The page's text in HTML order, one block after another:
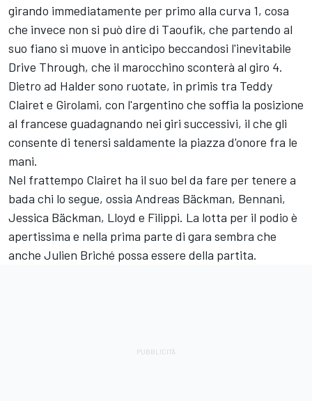
girando immediatamente per primo alla curva 1, cosa
che invece non si può dire di Taoufik, che partendo al
suo fiano si muove in anticipo beccandosi l'inevitabile
Drive Through, che il marocchino sconterà al giro 4.
Dietro ad Halder sono ruotate, in primis tra Teddy
Clairet e Girolami, con l'argentino che soffia la posizione
al francese guadagnando nei giri successivi, il che gli
consente di tenersi saldamente la piazza d'onore fra le
mani.
Nel frattempo Clairet ha il suo bel da fare per tenere a
bada chi lo segue, ossia Andreas Bäckman, Bennani,
Jessica Bäckman, Lloyd e Filippi. La lotta per il podio è
apertissima e nella prima parte di gara sembra che
anche Julien Briché possa essere della partita.